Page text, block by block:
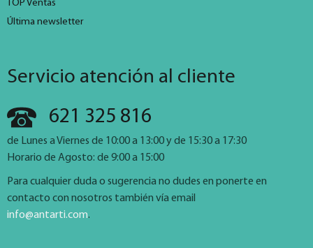
TOP Ventas
Última newsletter
Servicio atención al cliente
621 325 816
de Lunes a Viernes de 10:00 a 13:00 y de 15:30 a 17:30
Horario de Agosto: de 9:00 a 15:00
Para cualquier duda o sugerencia no dudes en ponerte en
contacto con nosotros también vía email
info@antarti.com.